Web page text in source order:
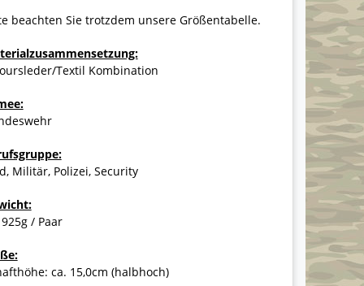
beachten Sie trotzdem unsere Größentabelle.
Textil Kombination
Militär, Polizei, Security
/ Paar
ca. 15,0cm (halbhoch)